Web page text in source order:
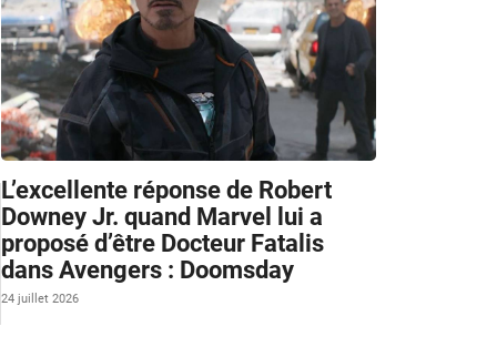
L’excellente réponse de Robert
Downey Jr. quand Marvel lui a
proposé d’être Docteur Fatalis
dans Avengers : Doomsday
24 juillet 2026